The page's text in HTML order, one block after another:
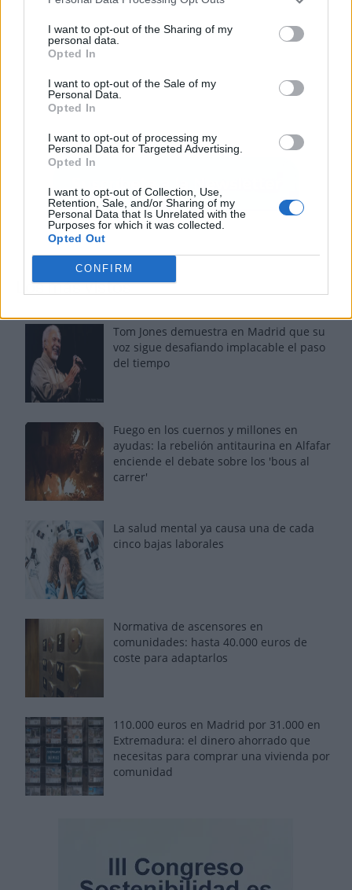
I want to opt-out of the Sharing of my
personal data.
Opted In
I want to opt-out of the Sale of my
Personal Data.
Opted In
I want to opt-out of processing my
Personal Data for Targeted Advertising.
Opted In
I want to opt-out of Collection, Use,
Retention, Sale, and/or Sharing of my
Personal Data that Is Unrelated with the
Purposes for which it was collected.
Opted Out
CONFIRM
Los más vistos
Tom Jones demuestra en Madrid que su
voz sigue desafiando implacable el paso
del tiempo
Fuego en los cuernos y millones en
ayudas: la rebelión antitaurina en Alfafar
enciende el debate sobre los 'bous al
carrer'
La salud mental ya causa una de cada
cinco bajas laborales
Normativa de ascensores en
comunidades: hasta 40.000 euros de
coste para adaptarlos
110.000 euros en Madrid por 31.000 en
Extremadura: el dinero ahorrado que
necesitas para comprar una vivienda por
comunidad